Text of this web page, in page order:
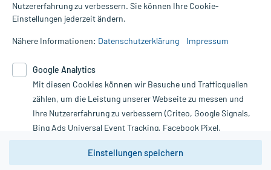
Alle Preise gelten inkl. MwSt., ggf. zzgl. Versandkosten
Informationen auf dieser Website werden ausschließlich für
die Untersuchung und Behandlung durch einen Arzt. Bitte
Therapien eingeleitet werden können. | Diese Webseite benutzt
Google Analytics. Lesen Sie bitte dazu die wichtigen Hinweise in
unserer Datenschutzerklärung. Für den Widerruf einer Bestellung
nutzen Sie das Formular:
Vertrag widerrufen
Nutzererfahrung zu verbessern. Sie können Ihre Cookie-
Einstellungen jederzeit ändern.
Nähere Informationen: Datenschutzerklärung Impressum
Google Analytics
Mit diesen Cookies können wir Besuche und Trafficquellen
zählen, um die Leistung unserer Webseite zu messen und
Ihre Nutzererfahrung zu verbessern (Criteo, Google Signals,
Bing Ads Universal Event Tracking, Facebook Pixel,
Youtube-Social Plugin).
Wir weisen darauf hin, dass die
Einstellungen speichern